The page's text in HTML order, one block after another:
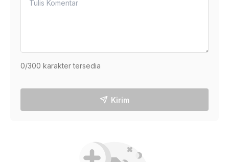
0/300 karakter tersedia
Kirim